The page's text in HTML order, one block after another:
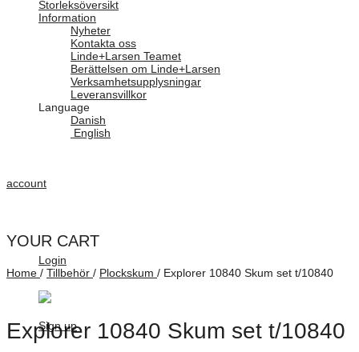
Storleksöversikt
Information
Nyheter
Kontakta oss
Linde+Larsen Teamet
Berättelsen om Linde+Larsen
Verksamhetsupplysningar
Leveransvillkor
Language
Danish
English
account
Login
Sign up
YOUR CART
Home / Tillbehör / Plockskum / Explorer 10840 Skum set t/10840
Explorer 10840 Skum set t/10840